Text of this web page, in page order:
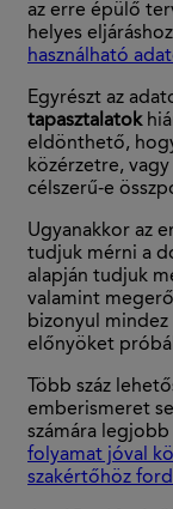
az erre épülő
helyes eljáráshoz
használható
Egyrészt az
tapasztalatok
eldönthető,
közérzetre,
célszerű-e
Ugyanakkor az
tudjuk mérni a
alapján tudjuk
valamint
bizonyul mindez
előnyöket
Több száz
emberismeret
számára
folyamat jóval
szakértőhöz